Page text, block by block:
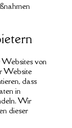
Websites von
Website
dass
in
Wir
dieser